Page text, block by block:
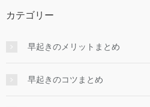
カテゴリー
早起きのメリットまとめ
早起きのコツまとめ